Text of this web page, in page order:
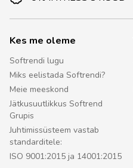
Kes me oleme
Softrendi lugu
Miks eelistada Softrendi?
Meie meeskond
Jätkusuutlikkus Softrend
Grupis
Juhtimissüsteem vastab
standarditele:
ISO 9001:2015 ja 14001:2015